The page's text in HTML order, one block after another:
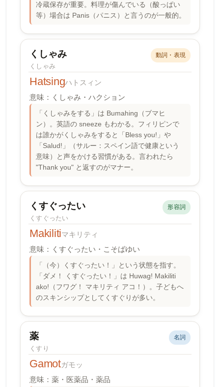
冷蔵保存が重要。料理が傷んでいる（酸っぱい
等）場合は Panis（パニス）と言うのが一般的。
くしゃみ
くしゃみ
動詞・表現
Hatsingハトスィン
意味：くしゃみ・ハクション
「くしゃみをする」は Bumahing（ブマヒ
ン）。英語の sneeze もわかる。フィリピンで
は誰かがくしゃみをすると「Bless you!」や
「Salud!」（サルー：スペイン語で健康という
意味）と声をかける習慣がある。言われたら
"Thank you" と返すのがマナー。
くすぐったい
くすぐったい
形容詞
Makilitiマキリティ
意味：くすぐったい・こそばゆい
「（今）くすぐったい！」という状態を指す。
「ダメ！ くすぐったい！」は Huwag! Makiliti
ako!（フワグ！ マキリティ アコ！）。子どもへ
のスキンシップとしてくすぐりが多い。
薬
くすり
名詞
Gamotガモッ
意味：薬・医薬品・薬品